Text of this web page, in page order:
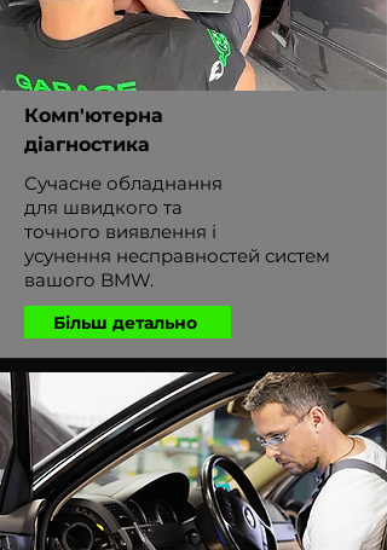
Комп'ютерна
діагностика
Сучасне обладнання
для швидкого та
точного виявлення і
усунення несправностей систем
вашого BMW.
Більш детально